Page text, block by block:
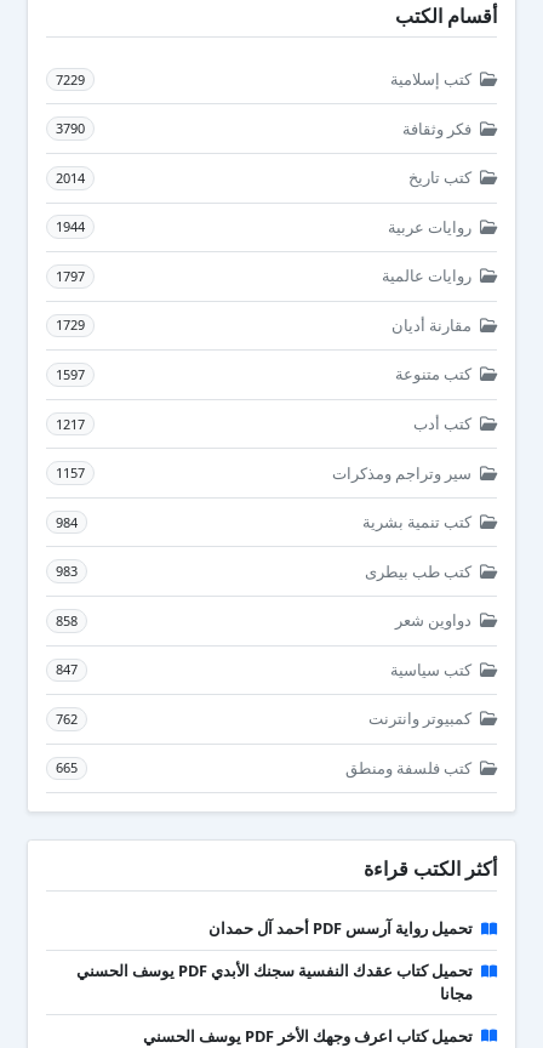
أقسام الكتب
كتب إسلامية 7229
فكر وثقافة 3790
كتب تاريخ 2014
روايات عربية 1944
روايات عالمية 1797
مقارنة أديان 1729
كتب متنوعة 1597
كتب أدب 1217
سير وتراجم ومذكرات 1157
كتب تنمية بشرية 984
كتب طب بيطرى 983
دواوين شعر 858
كتب سياسية 847
كمبيوتر وانترنت 762
كتب فلسفة ومنطق 665
أكثر الكتب قراءة
تحميل رواية آرسس PDF أحمد آل حمدان
تحميل كتاب عقدك النفسية سجنك الأبدي PDF يوسف الحسني
مجانا
تحميل كتاب اعرف وجهك الأخر PDF يوسف الحسني